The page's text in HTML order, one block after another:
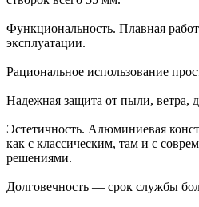
Функциональность. Плавная
эксплуатации.
Рациональное использование
Надежная защита от пыли, ветра,
Эстетичность. Алюминиевая
как с классическим, там и с
решениями.
Долговечность — срок службы